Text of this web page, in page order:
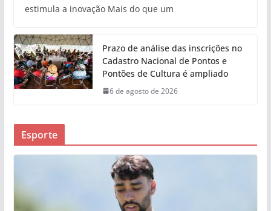
estimula a inovação Mais do que um
Prazo de análise das inscrições no
Cadastro Nacional de Pontos e
Pontões de Cultura é ampliado
6 de agosto de 2026
Esporte